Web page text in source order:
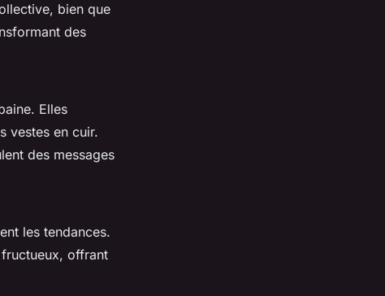
bien que
des
Elles
vestes en cuir.
des messages
les tendances.
fructueux, offrant